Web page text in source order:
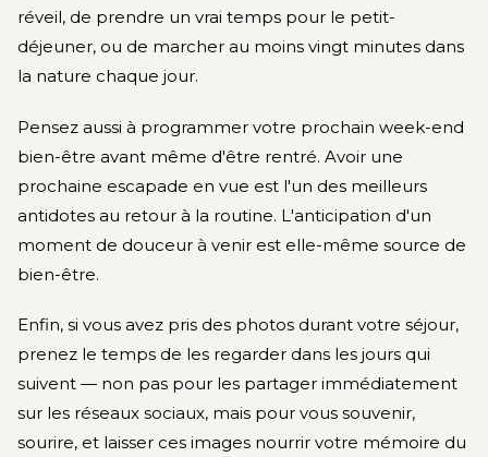
réveil, de prendre un vrai temps pour le petit-
déjeuner, ou de marcher au moins vingt minutes dans
la nature chaque jour.
Pensez aussi à programmer votre prochain week-end
bien-être avant même d'être rentré. Avoir une
prochaine escapade en vue est l'un des meilleurs
antidotes au retour à la routine. L'anticipation d'un
moment de douceur à venir est elle-même source de
bien-être.
Enfin, si vous avez pris des photos durant votre séjour,
prenez le temps de les regarder dans les jours qui
suivent — non pas pour les partager immédiatement
sur les réseaux sociaux, mais pour vous souvenir,
sourire, et laisser ces images nourrir votre mémoire du